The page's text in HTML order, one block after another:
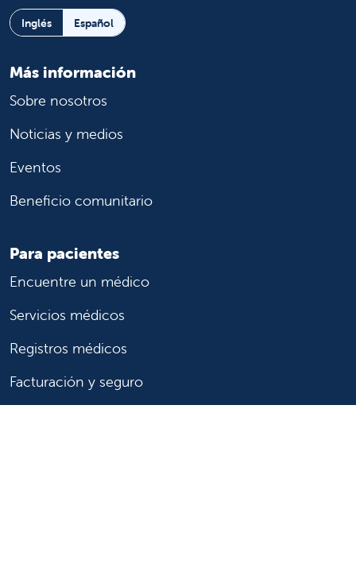
Inglés Español
Más información
Sobre nosotros
Noticias y medios
Eventos
Beneficio comunitario
Para pacientes
Encuentre un médico
Servicios médicos
Registros médicos
Facturación y seguro